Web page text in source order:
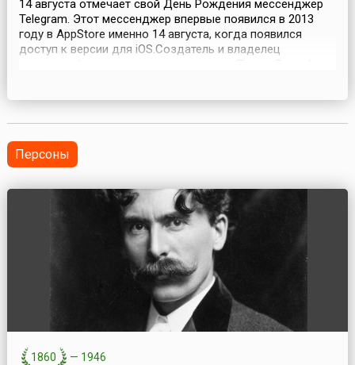
14 августа отмечает свой День Рождения мессенджер
Telegram. Этот мессенджер впервые появился в 2013
году в AppStore именно 14 августа, когда появился
доступ к версии для iOS.Создатель и владелец
Персоны
1860 — 1946